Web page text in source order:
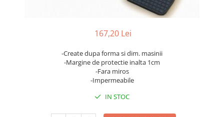
167,20 Lei
-Create dupa forma si dim. masinii
-Margine de protectie inalta 1cm
-Fara miros
-Impermeabile
IN STOC